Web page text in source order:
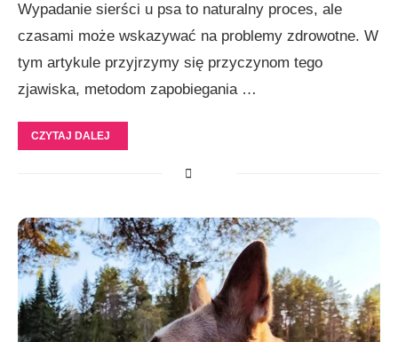
Wypadanie sierści u psa to naturalny proces, ale
czasami może wskazywać na problemy zdrowotne. W
tym artykule przyjrzymy się przyczynom tego
zjawiska, metodom zapobiegania …
CZYTAJ DALEJ